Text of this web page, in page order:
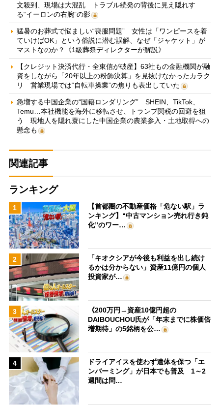
文殺到、現場は大混乱 トラブル続発の背後に見え隠れす
る“イーロンの右腕”の影
猛暑のお葬式で悩ましい“喪服問題” 女性は「ワンピースを着
ていけばOK」という俗説に潜む誤解、なぜ「ジャケット」が
マストなのか？《1級葬祭ディレクターが解説》
【クレジット決済代行・全東信が破産】63社もの金融機関が融
資をしながら「20年以上の粉飾決算」を見抜けなかったカラク
リ 営業現場では“自転車操業”の焦りも表出していた
急増する中国企業の“国籍ロンダリング” SHEIN、TikTok、
Temu…本社機能を海外に移転させ、トランプ関税の回避を狙
う 現地人を隠れ蓑にした中国企業の農業参入・土地取得への
懸念も
関連記事
ランキング
1
【首都圏の不動産価格「危ない駅」ラ
ンキング】“中古マンション売れ行き鈍
化”のワー…
2
「キオクシアが今後も利益を出し続け
るかは分からない」資産11億円の個人
投資家が…
3
《200万円→資産10億円超の
DAIBOUCHOU氏が「年末までに株価倍
増期待」の5銘柄を公…
4
ドライアイスを使わず遺体を保つ「エ
ンバーミング」が日本でも普及 1～2
週間は問…